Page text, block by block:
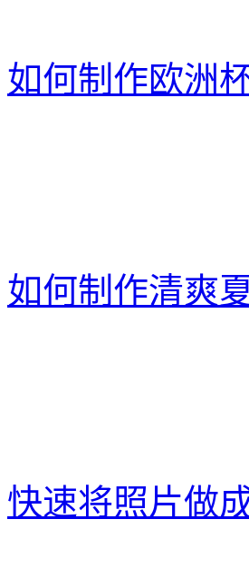
如何制作欧洲
如何制作清爽
快速将照片做